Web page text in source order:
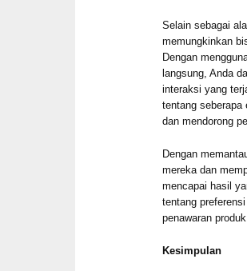
Selain sebagai
memungkinkan
Dengan
langsung, Anda
interaksi yang
tentang seberapa
dan mendorong
Dengan
mereka dan
mencapai hasil
tentang
penawaran
Kesimpulan